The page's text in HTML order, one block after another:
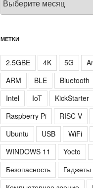
МЕТКИ
2.5GBE 4K 5G
ARM
BLE Bluetooth
Intel
IoT KickStarter
Raspberry Pi
RISC-V
Ubuntu
USB WiFi
WINDOWS 11
Yocto
Безопасность
Гаджеты